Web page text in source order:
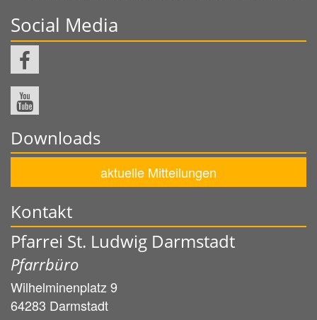
Social Media
Downloads
aktuelle Mitteilungen
Kontakt
Pfarrei St. Ludwig Darmstadt
Pfarrbüro
Wilhelminenplatz 9
64283 Darmstadt